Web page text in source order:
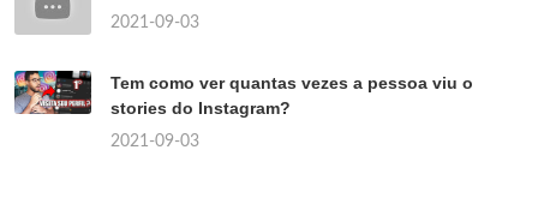
2021-09-03
Tem como ver quantas vezes a pessoa viu o
stories do Instagram?
2021-09-03